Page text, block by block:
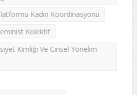
Kadın Koordinasyonu
Kolektif
Kimliği Ve Cinsel Yönelim